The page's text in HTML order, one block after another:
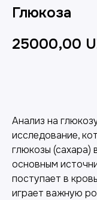
Глюкоза
25000,00
Анализ на
исследование,
глюкозы (сахара)
основным
поступает в
играет важную